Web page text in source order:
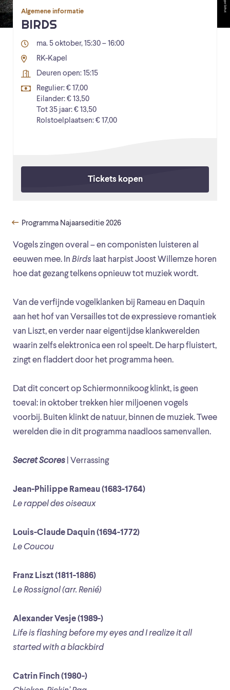
Vogels zingen overal – en componisten luisteren al
eeuwen mee. In Birds laat harpist Joost Willemze horen
hoe dat gezang telkens opnieuw tot muziek wordt.
Van de verfijnde vogelklanken bij Rameau en Daquin
aan het hof van Versailles tot de expressieve romantiek
van Liszt, en verder naar eigentijdse klankwerelden
waarin zelfs elektronica een rol speelt. De harp fluistert,
zingt en fladdert door het programma heen.
Dat dit concert op Schiermonnikoog klinkt, is geen
toeval: in oktober trekken hier miljoenen vogels
voorbij. Buiten klinkt de natuur, binnen de muziek. Twee
werelden die in dit programma naadloos samenvallen.
Secret Scores | Verrassing
Jean-Philippe Rameau (1683-1764)
Le rappel des oiseaux
Louis-Claude Daquin (1694-1772)
Le Coucou
Franz Liszt (1811-1886)
Le Rossignol (arr. Renié)
Alexander Vesje (1989-)
Life is flashing before my eyes and I realize it all
started with a blackbird
Catrin Finch (1980-)
Algemene informatie
BIRDS
ma. 5 oktober, 15:30 – 16:00
RK-Kapel
Deuren open: 15:15
Regulier: € 17,00
Eilander: € 13,50
Tot 35 jaar: € 13,50
Rolstoelplaatsen: € 17,00
Tickets kopen
Programma Najaarseditie 2026